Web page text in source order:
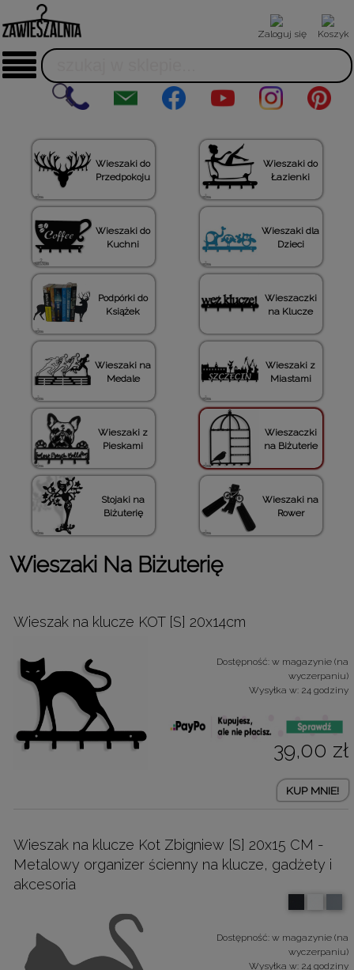
Zaloguj się Koszyk
Wieszaki do
Przedpokoju
Wieszaki do
Łazienki
Wieszaki do
Kuchni
Wieszaki dla
Dzieci
Podpórki do
Książek
Wieszaczki
na Klucze
Wieszaki na
Medale
Wieszaki z
Miastami
Wieszaki z
Pieskami
Wieszaczki
na Biżuterie
Stojaki na
Biżuterię
Wieszaki na
Rower
Wieszaki Na Biżuterię
Wieszak na klucze KOT [S] 20x14cm
Dostępność: w magazynie (na
wyczerpaniu)
Wysyłka w: 24 godziny
39,00 zł
KUP MNIE!
Wieszak na klucze Kot Zbigniew [S] 20x15 CM -
Metalowy organizer ścienny na klucze, gadżety i
akcesoria
Dostępność: w magazynie (na
wyczerpaniu)
Wysyłka w: 24 godziny